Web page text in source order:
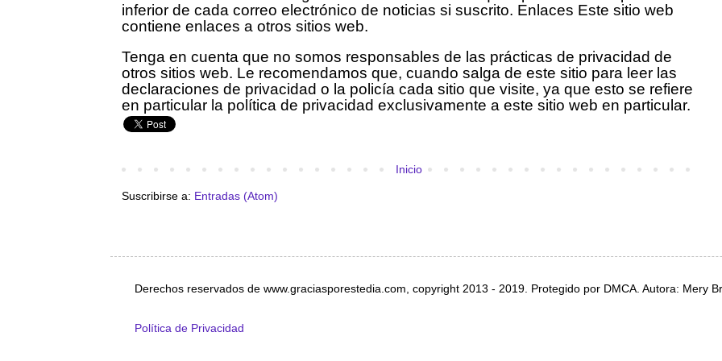
inferior de cada correo electrónico de noticias si suscrito. Enlaces Este sitio web
contiene enlaces a otros sitios web.
Tenga en cuenta que no somos responsables de las prácticas de privacidad de
otros sitios web. Le recomendamos que, cuando salga de este sitio para leer las
declaraciones de privacidad o la policía cada sitio que visite, ya que esto se refiere
en particular la política de privacidad exclusivamente a este sitio web en particular.
Inicio
Suscribirse a: Entradas (Atom)
Derechos reservados de www.graciasporestedia.com, copyright 2013 - 2019. Protegido por DMCA. Autora: Mery
Política de Privacidad